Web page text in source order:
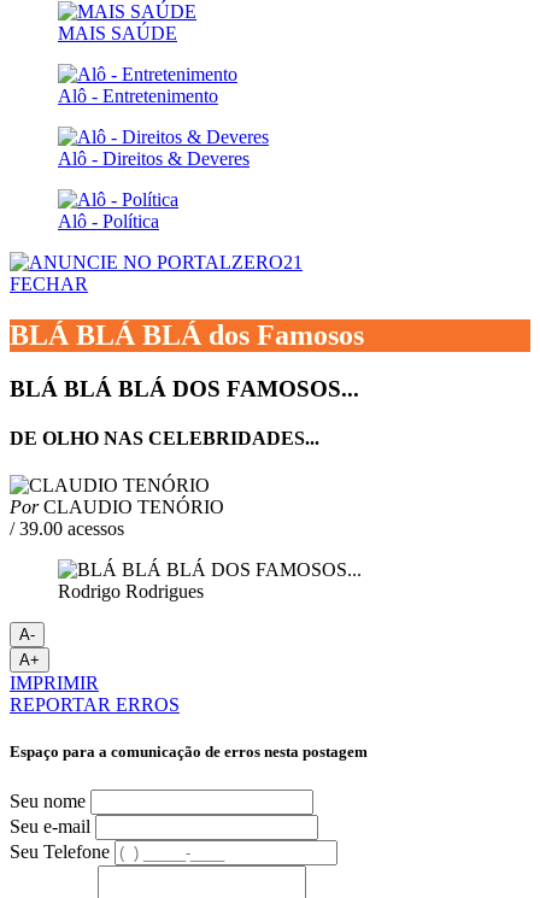
MAIS SAÚDE
Alô - Entretenimento
Alô - Direitos & Deveres
Alô - Política
FECHAR
BLÁ BLÁ BLÁ dos Famosos
BLÁ BLÁ BLÁ DOS FAMOSOS...
DE OLHO NAS CELEBRIDADES...
PorCLAUDIO TENÓRIO
/ 39.00 acessos
Rodrigo Rodrigues
A-
A+
IMPRIMIR
REPORTAR ERROS
Espaço para a comunicação de erros nesta postagem
Seu nome
Seu e-mail
Seu Telefone